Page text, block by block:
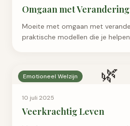
Omgaan met Verandering
Moeite met omgaan met
praktische modellen die je
🌿
Emotioneel Welzijn
10 juli 2025
Veerkrachtig Leven